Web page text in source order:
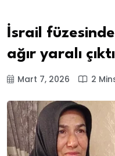
İsrail
ağır yaralı çıktı
Mart 7, 2026 2